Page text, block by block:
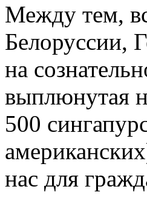
Между тем,
Белоруссии,
на
выплюнутая
500
нас для